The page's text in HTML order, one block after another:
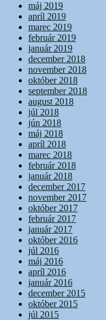
máj 2019
apríl 2019
marec 2019
február 2019
január 2019
december 2018
november 2018
október 2018
september 2018
august 2018
júl 2018
jún 2018
máj 2018
apríl 2018
marec 2018
február 2018
január 2018
december 2017
november 2017
október 2017
február 2017
január 2017
október 2016
júl 2016
máj 2016
apríl 2016
január 2016
december 2015
október 2015
júl 2015